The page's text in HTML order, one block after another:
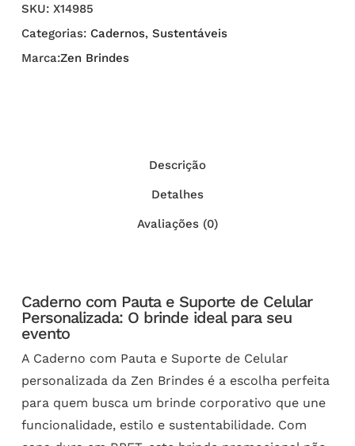
SKU: X14985
Categorias: Cadernos, Sustentáveis
Marca:Zen Brindes
Descrição
Detalhes
Avaliações (0)
Caderno com Pauta e Suporte de Celular
Personalizada: O brinde ideal para seu
evento
A Caderno com Pauta e Suporte de Celular
personalizada da Zen Brindes é a escolha perfeita
para quem busca um brinde corporativo que une
funcionalidade, estilo e sustentabilidade. Com